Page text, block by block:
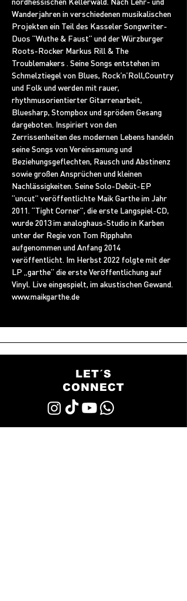
Wanderjahren in verschiedenen musikalischen
Projekten ein Teil des Kasseler Songwriter-
Duos “Wuthe & Faust” und der Würzburger
Roots-Rocker Markus Rill & The
Troublemakers . Seine Songs entstehen im
Schmelztiegel von Blues, Rock’n’Roll,Country
und Folk und werden mit rauer,
rhythmusorientierter Gitarrenarbeit,
Bluesharp, Stompbox und sprödem Gesang
dargeboten. Inspiriert von den
Zerrissenheiten des modernen Lebens handeln
seine Songs von Vereinsamung und
Beziehungsgeflechten, Rausch und Abstinenz
sowie großen Ansprüchen und kleinen
Nachlässigkeiten. Seine Solo-Debüt-EP
“uncut” veröffentlichte Maik Garthe im Jahr
2011. “Tight Corner”, die erste Langspiel-CD,
wurde 2013 im analoghaus-Studio in Karben
unter der Regie von Tom Ripphahn
aufgenommen und Anfang 2014
veröffentlicht. Im Herbst 2022 folgte mit der
LP „garthe“ die erste Veröffentlichung auf
Vinyl. Live eingespielt, im akustischen Gewand.
www.maikgarthe.de
LET´S
CONNECT